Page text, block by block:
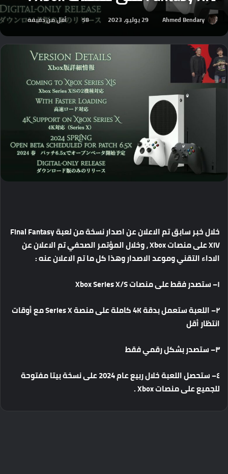
Ahmed Bendary 29 يوليو، 2023 58 أقل من دقيقة
خلالخبرسابقتمالاعلانعناصدارنسخةمنلعبةFinal Fantasy
XIVعلىمنصات ،وخلالالمؤتمرالصحفيتمالاعلانعن
الاداءالتقنيوموعدالاصداروهذاكلماتمالاعلانعنه:
١–ستصدرفقطعلىمنصات
٢–اللعبةستعملبدقة كاملةعلىمنصة معأوقات
انتظارأقل
٣–ستصدربشكلرقميفقط
٤–ستحصلاللعبةخلالربيععام علىنسخةبيتامفتوحة
للجميععلىمنصات